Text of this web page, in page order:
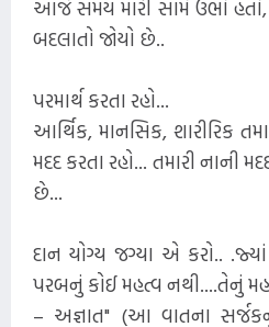
આજે સમય મારી સામે ઉભો
બદલાતો જોયો છે..
પરમાર્થ કરતા રહો...
આર્થિક, માનસિક, શારીરિક
મદદ કરતા રહો... તમારી નાની
છે...
દાન યોગ્ય જગ્યા એ કરો..
પરબનું કોઈ મહત્વ નથી....તેનું
– અજ્ઞાત" (આ વાતના